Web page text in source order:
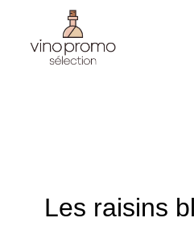
Les raisins